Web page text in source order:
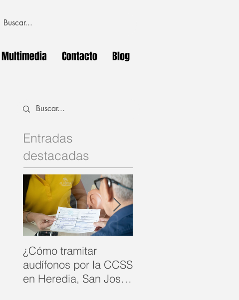
Multimedia Contacto Blog
Entradas
destacadas
¿Cómo tramitar
audífonos por la CCSS
en Heredia, San José